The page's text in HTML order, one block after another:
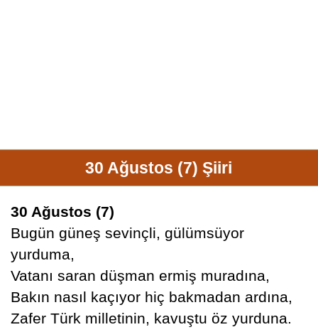
30 Ağustos (7) Şiiri
30 Ağustos (7)
Bugün güneş sevinçli, gülümsüyor
yurduma,
Vatanı saran düşman ermiş muradına,
Bakın nasıl kaçıyor hiç bakmadan ardına,
Zafer Türk milletinin, kavuştu öz yurduna.